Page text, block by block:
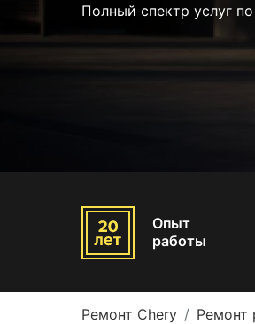
Полный спектр услуг
Опыт
работы
Ремонт Chery Ремонт